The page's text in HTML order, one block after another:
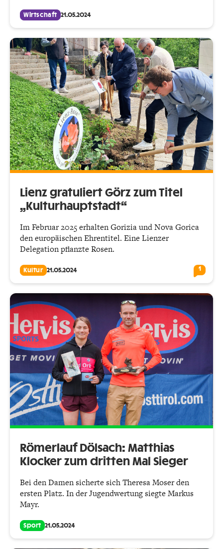
Wirtschaft 21.05.2024
Lienz gratuliert Görz zum Titel
„Kulturhauptstadt“
Im Februar 2025 erhalten Gorizia und Nova Gorica
den europäischen Ehrentitel. Eine Lienzer
Delegation pflanzte Rosen.
Kultur 21.05.2024 1
Römerlauf Dölsach: Matthias
Klocker zum dritten Mal Sieger
Bei den Damen sicherte sich Theresa Moser den
ersten Platz. In der Jugendwertung siegte Markus
Mayr.
Sport 21.05.2024